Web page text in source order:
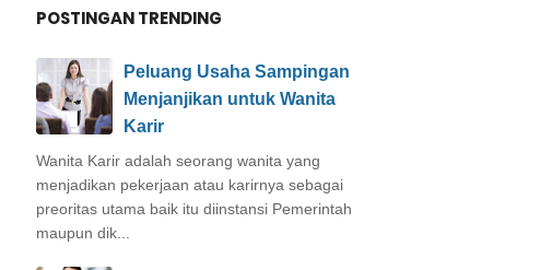
POSTINGAN TRENDING
Peluang Usaha Sampingan
Menjanjikan untuk Wanita
Karir
Wanita Karir adalah seorang wanita yang
menjadikan pekerjaan atau karirnya sebagai
preoritas utama baik itu diinstansi Pemerintah
maupun dik...